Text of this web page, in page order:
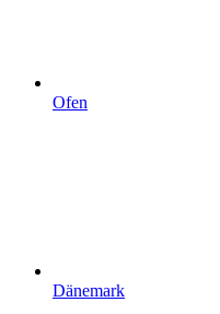
Ofen
Dänemark